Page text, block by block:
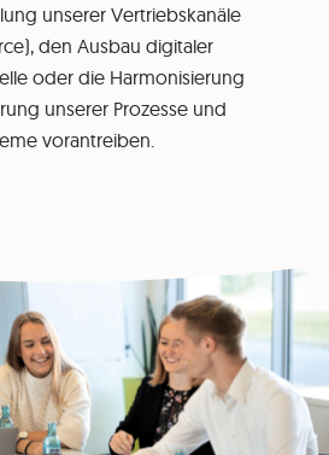
unserer Vertriebskanäle
den Ausbau digitaler
oder die Harmonisierung
unserer Prozesse und
vorantreiben.